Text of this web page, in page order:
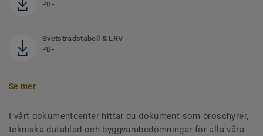
PDF
Svetstrådstabell & LRV
PDF
Se mer
I vårt dokumentcenter hittar du dokument som broschyrer,
tekniska datablad och byggvarubedömningar för alla våra